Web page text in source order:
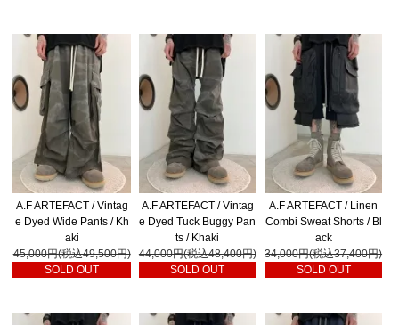
A.F ARTEFACT / Vintag
e Dyed Wide Pants / Kh
aki
45,000円(税込49,500円)
SOLD OUT
A.F ARTEFACT / Vintag
e Dyed Tuck Buggy Pan
ts / Khaki
44,000円(税込48,400円)
SOLD OUT
A.F ARTEFACT / Linen
Combi Sweat Shorts / Bl
ack
34,000円(税込37,400円)
SOLD OUT